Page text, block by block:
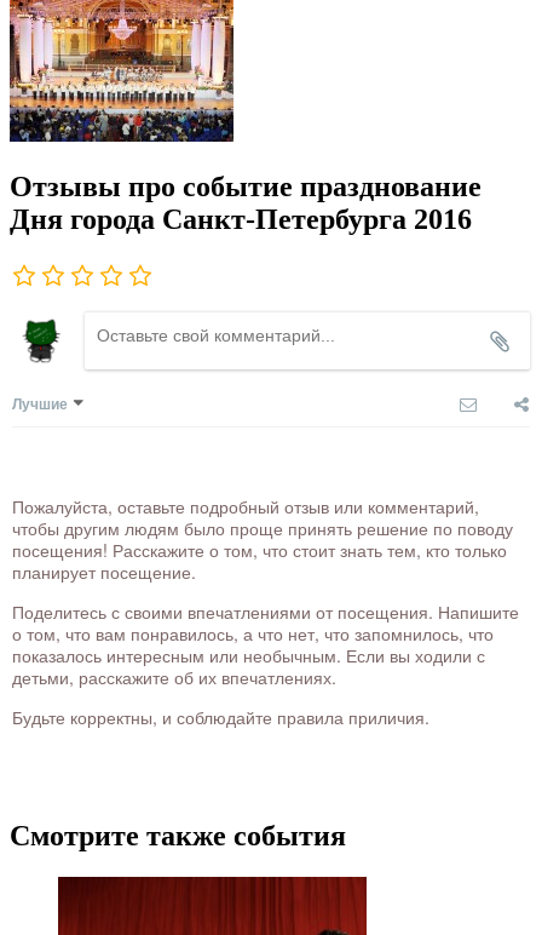
Отзывы про событие празднование
Дня города Санкт-Петербурга 2016
Лучшие
Пожалуйста, оставьте подробный отзыв или комментарий,
чтобы другим людям было проще принять решение по поводу
посещения! Расскажите о том, что стоит знать тем, кто только
планирует посещение.
Поделитесь с своими впечатлениями от посещения. Напишите
о том, что вам понравилось, а что нет, что запомнилось, что
показалось интересным или необычным. Если вы ходили с
детьми, расскажите об их впечатлениях.
Будьте корректны, и соблюдайте правила приличия.
Смотрите также события